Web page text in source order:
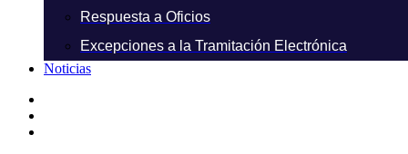
Respuesta a Oficios
Excepciones a la Tramitación Electrónica
Noticias